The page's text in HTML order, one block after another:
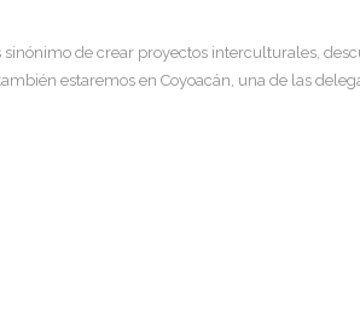
de crear proyectos interculturales,
estaremos en Coyoacán, una de las